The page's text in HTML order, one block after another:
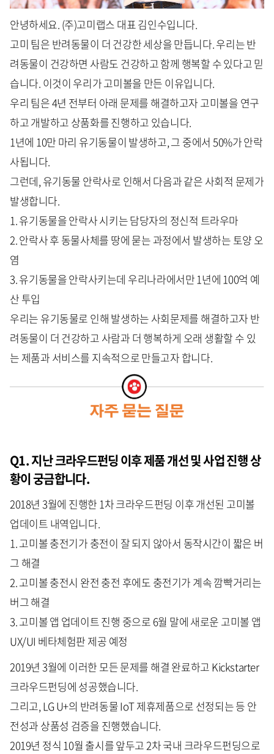
안녕하세요. (주)고미랩스 대표 김인수입니다.
고미 팀은 반려동물이 더 건강한 세상을 만듭니다. 우리는 반
려동물이 건강하면 사람도 건강하고 함께 행복할 수 있다고 믿
습니다. 이것이 우리가 고미볼을 만든 이유입니다.
우리 팀은 4년 전부터 아래 문제를 해결하고자 고미볼을 연구
하고 개발하고 상품화를 진행하고 있습니다.
1년에 10만 마리 유기동물이 발생하고, 그 중에서 50%가 안락
사됩니다.
그런데, 유기동물 안락사로 인해서 다음과 같은 사회적 문제가
발생합니다.
1. 유기동물을 안락사 시키는 담당자의 정신적 트라우마
2. 안락사 후 동물사체를 땅에 묻는 과정에서 발생하는 토양 오
염
3. 유기동물을 안락사키는데 우리나라에서만 1년에 100억 예
산 투입
우리는 유기동물로 인해 발생하는 사회문제를 해결하고자 반
려동물이 더 건강하고 사람과 더 행복하게 오래 생활할 수 있
는 제품과 서비스를 지속적으로 만들고자 합니다.
Q1. 지난 크라우드펀딩 이후 제품 개선 및 사업 진행 상
황이 궁금합니다.
2018년 3월에 진행한 1차 크라우드펀딩 이후 개선된 고미볼
업데이트 내역입니다.
1. 고미볼 충전기가 충전이 잘 되지 않아서 동작시간이 짧은 버
그 해결
2. 고미볼 충전시 완전 충전 후에도 충전기가 계속 깜빡거리는
버그 해결
3. 고미볼 앱 업데이트 진행 중으로 6월 말에 새로운 고미볼 앱
UX/UI 베타체험판 제공 예정
2019년 3월에 이러한 모든 문제를 해결 완료하고 Kickstarter
크라우드펀딩에 성공했습니다.
그리고, LG U+의 반려동물 IoT 제휴제품으로 선정되는 등 안
전성과 상품성 검증을 진행했습니다.
2019년 정식 10월 출시를 앞두고 2차 국내 크라우드펀딩으로